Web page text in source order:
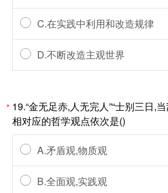
C.在实践中利用和改造规律
D.不断改造主观世界
* 19.“金无足赤,人无完人”“士别三日,
相对应的哲学观点依次是()
A.矛盾观,物质观
B.全面观,实践观